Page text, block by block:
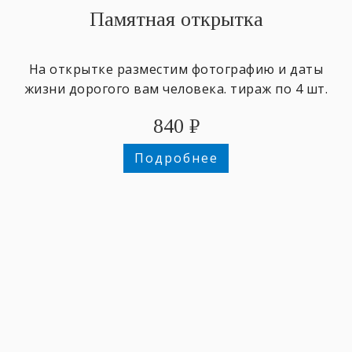
Памятная открытка
На открытке разместим фотографию и даты
жизни дорогого вам человека. тираж по 4 шт.
840 ₽
Подробнее